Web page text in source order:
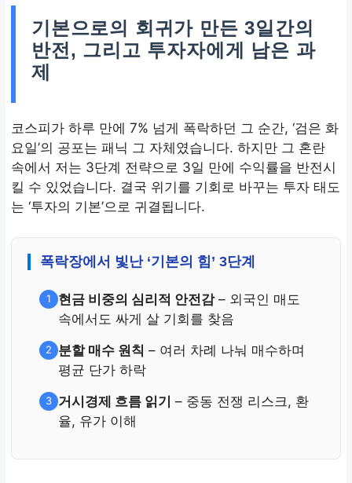
기본으로의 회귀가 만든 3일간의
반전, 그리고 투자자에게 남은 과
제
코스피가 하루 만에 7% 넘게 폭락하던 그 순간, ‘검은 화
요일’의 공포는 패닉 그 자체였습니다. 하지만 그 혼란
속에서 저는 3단계 전략으로 3일 만에 수익률을 반전시
킬 수 있었습니다. 결국 위기를 기회로 바꾸는 투자 태도
는 ‘투자의 기본’으로 귀결됩니다.
폭락장에서 빛난 ‘기본의 힘’ 3단계
1 현금 비중의 심리적 안전감– 외국인 매도
속에서도 싸게 살 기회를 찾음
2 분할 매수 원칙 – 여러 차례 나눠 매수하며
평균 단가 하락
3 거시경제 흐름 읽기 – 중동 전쟁 리스크, 환
율, 유가 이해